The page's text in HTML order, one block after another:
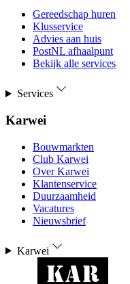
Gereedschap huren
Klusservice
Advies aan huis
PostNL afhaalpunt
Bekijk alle services
Services
Karwei
Bouwmarkten
Club Karwei
Over Karwei
Klantenservice
Duurzaamheid
Vacatures
Nieuwsbrief
Karwei